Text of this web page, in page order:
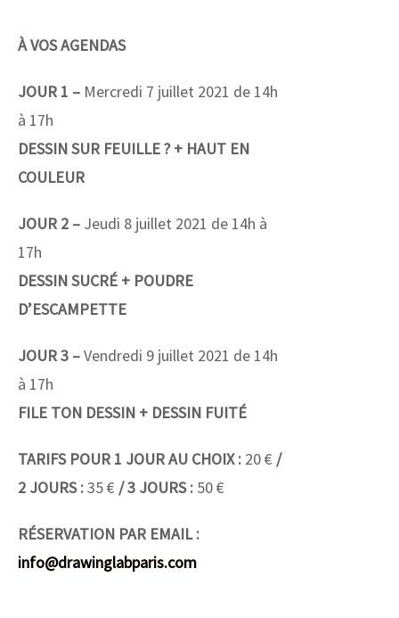
À VOS AGENDAS
JOUR 1 – Mercredi 7 juillet 2021 de 14h
à 17h
DESSIN SUR FEUILLE ? + HAUT EN
COULEUR
JOUR 2 – Jeudi 8 juillet 2021 de 14h à
17h
DESSIN SUCRÉ + POUDRE
D’ESCAMPETTE
JOUR 3 –Vendredi 9 juillet 2021 de 14h
à 17h
FILE TON DESSIN + DESSIN FUITÉ
TARIFS POUR 1 JOUR AU CHOIX : 20 € /
2 JOURS :35 € / 3 JOURS : 50 €
RÉSERVATION PAR EMAIL :
info@drawinglabparis.com